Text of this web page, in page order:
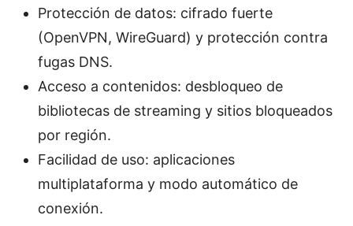
Protección de datos: cifrado fuerte
(OpenVPN, WireGuard) y protección contra
fugas DNS.
Acceso a contenidos: desbloqueo de
bibliotecas de streaming y sitios bloqueados
por región.
Facilidad de uso: aplicaciones
multiplataforma y modo automático de
conexión.